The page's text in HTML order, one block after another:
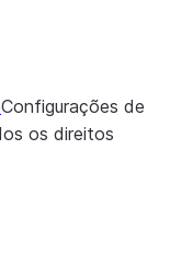
Configurações de
os direitos